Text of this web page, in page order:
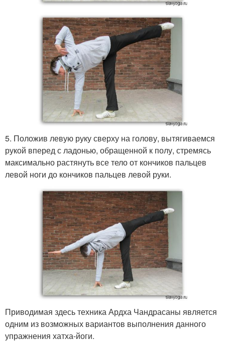
5. Положив левую руку сверху на голову, вытягиваемся
рукой вперед с ладонью, обращенной к полу, стремясь
максимально растянуть все тело от кончиков пальцев
левой ноги до кончиков пальцев левой руки.
Приводимая здесь техника Ардха Чандрасаны является
одним из возможных вариантов выполнения данного
упражнения хатха-йоги.